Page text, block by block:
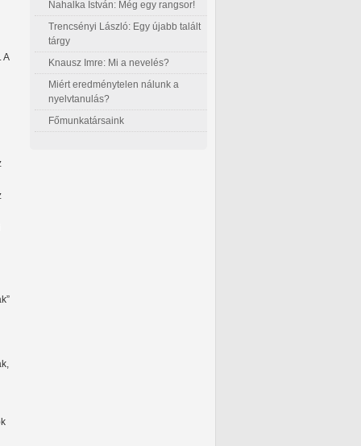
A
Nahalka István: Még egy rangsor!
Trencsényi László: Egy újabb talált
tárgy
Knausz Imre: Mi a nevelés?
Miért eredménytelen nálunk a
nyelvtanulás?
Főmunkatársaink